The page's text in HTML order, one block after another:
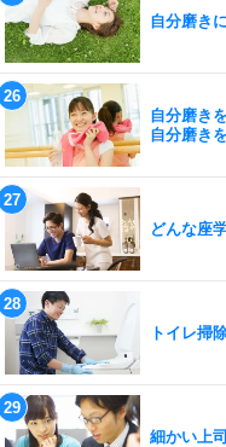
自分磨き
自分磨き
自分磨き
どんな座
トイレ掃
細かい上